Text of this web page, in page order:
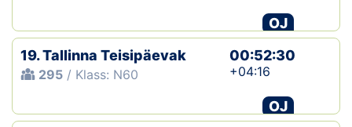
OJ
19. Tallinna Teisipäevak
295 / Klass: N60
00:52:30
+04:16
OJ